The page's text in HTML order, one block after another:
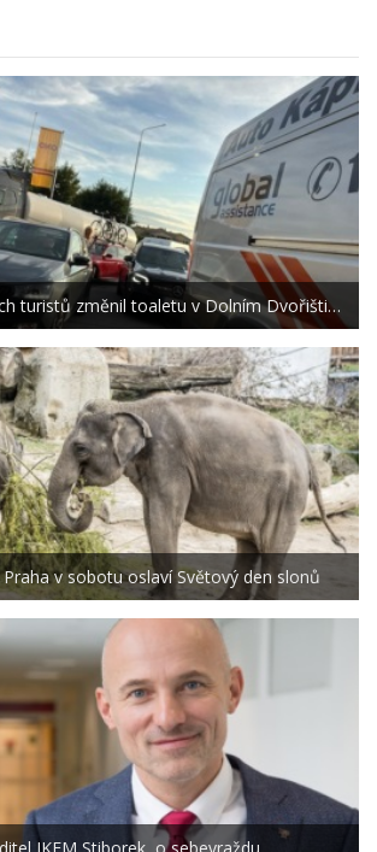
turistů změnil toaletu v Dolním Dvořišti…
v sobotu oslaví Světový den slonů